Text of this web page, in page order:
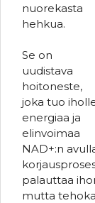
nuorekasta
hehkua.
Se on
uudistava
hoitoneste,
joka tuo
energiaa ja
elinvoimaa
NAD+:n
palauttaa
mutta